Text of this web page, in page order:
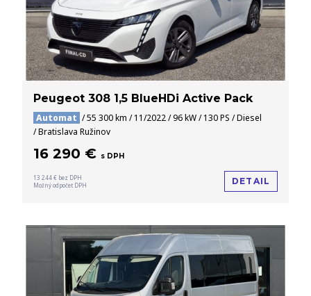
Peugeot 308 1,5 BlueHDi Active Pack
Automat / 55 300 km / 11/2022 / 96 kW / 130 PS / Diesel
/ Bratislava Ružinov
16 290 € s DPH
13 244 € bez DPH
Možný odpočet DPH
DETAIL